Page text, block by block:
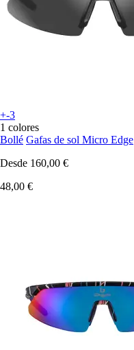
+-3
1 colores
Bollé Gafas de sol Micro Edge
Desde 160,00 €
48,00 €